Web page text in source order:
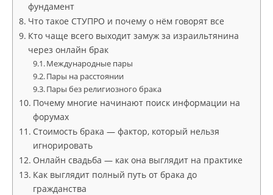
фундамент
Что такое СТУПРО и почему о нём говорят все
Кто чаще всего выходит замуж за израильтянина
через онлайн брак
Международные пары
Пары на расстоянии
Пары без религиозного брака
Почему многие начинают поиск информации на
форумах
Стоимость брака — фактор, который нельзя
игнорировать
Онлайн свадьба — как она выглядит на практике
Как выглядит полный путь от брака до
гражданства